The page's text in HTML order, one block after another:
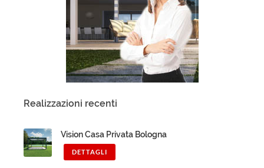
Realizzazioni recenti
Vision Casa Privata Bologna
DETTAGLI